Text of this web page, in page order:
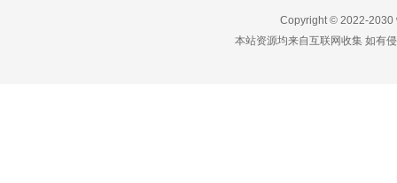
Copyright © 2022-2030
本站资源均来自互联网收集 如有